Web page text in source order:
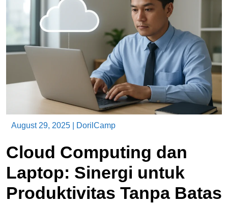
August 29, 2025 DorilCamp
Cloud Computing dan
Laptop: Sinergi untuk
Produktivitas Tanpa Batas